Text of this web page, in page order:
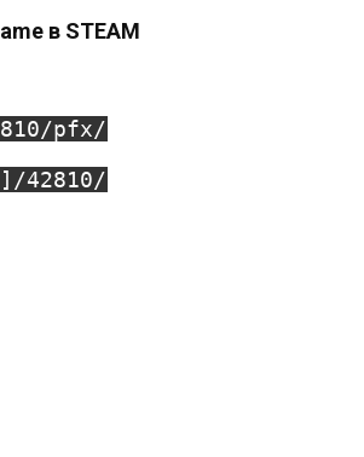
в STEAM
pfx/
42810/